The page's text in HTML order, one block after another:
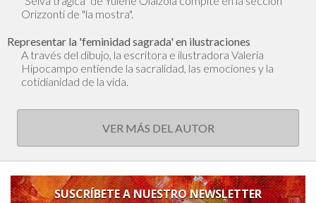
Orizzonti de "la mostra".
Representar la 'feminidad sagrada' en ilustraciones
A través del dibujo, la escritora e ilustradora Valeria
Hipocampo entiende la sacralidad, las emociones y la
cotidianidad de la vida.
VER MÁS DEL AUTOR
SUSCRÍBETE A NUESTRO NEWSLETTER